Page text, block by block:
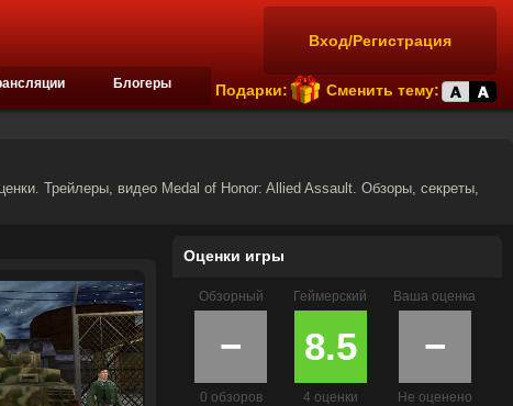
Вход/Регистрация
Подарки: Сменить тему:
Блогеры
Трейлеры, видео Medal of Honor: Allied Assault. Обзоры, секреты,
Оценки игры
Обзорный
−
0 обзоров
Геймерский
8.5
4 оценки
Ваша оценка
−
Не оценено